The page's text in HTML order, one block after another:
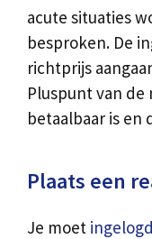
acute situaties
besproken. De
richtprijs
Pluspunt van
betaalbaar is en
Plaats een
Je moet